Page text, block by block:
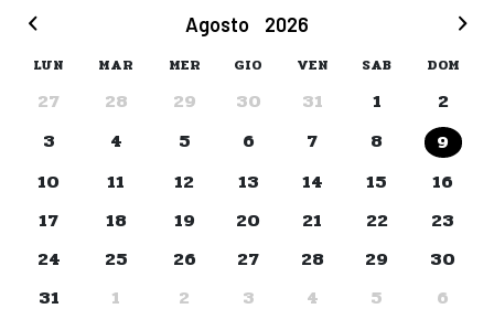
Agosto 2026
LUN MAR MER GIO VEN SAB DOM
27 28 29 30 31 1
2
3
4 5 6 7 8
9
10
11 12 13 14 15
16
17
18 19 20 21 22
23
24
25 26 27 28 29
30
31
1 2 3 4 5 6